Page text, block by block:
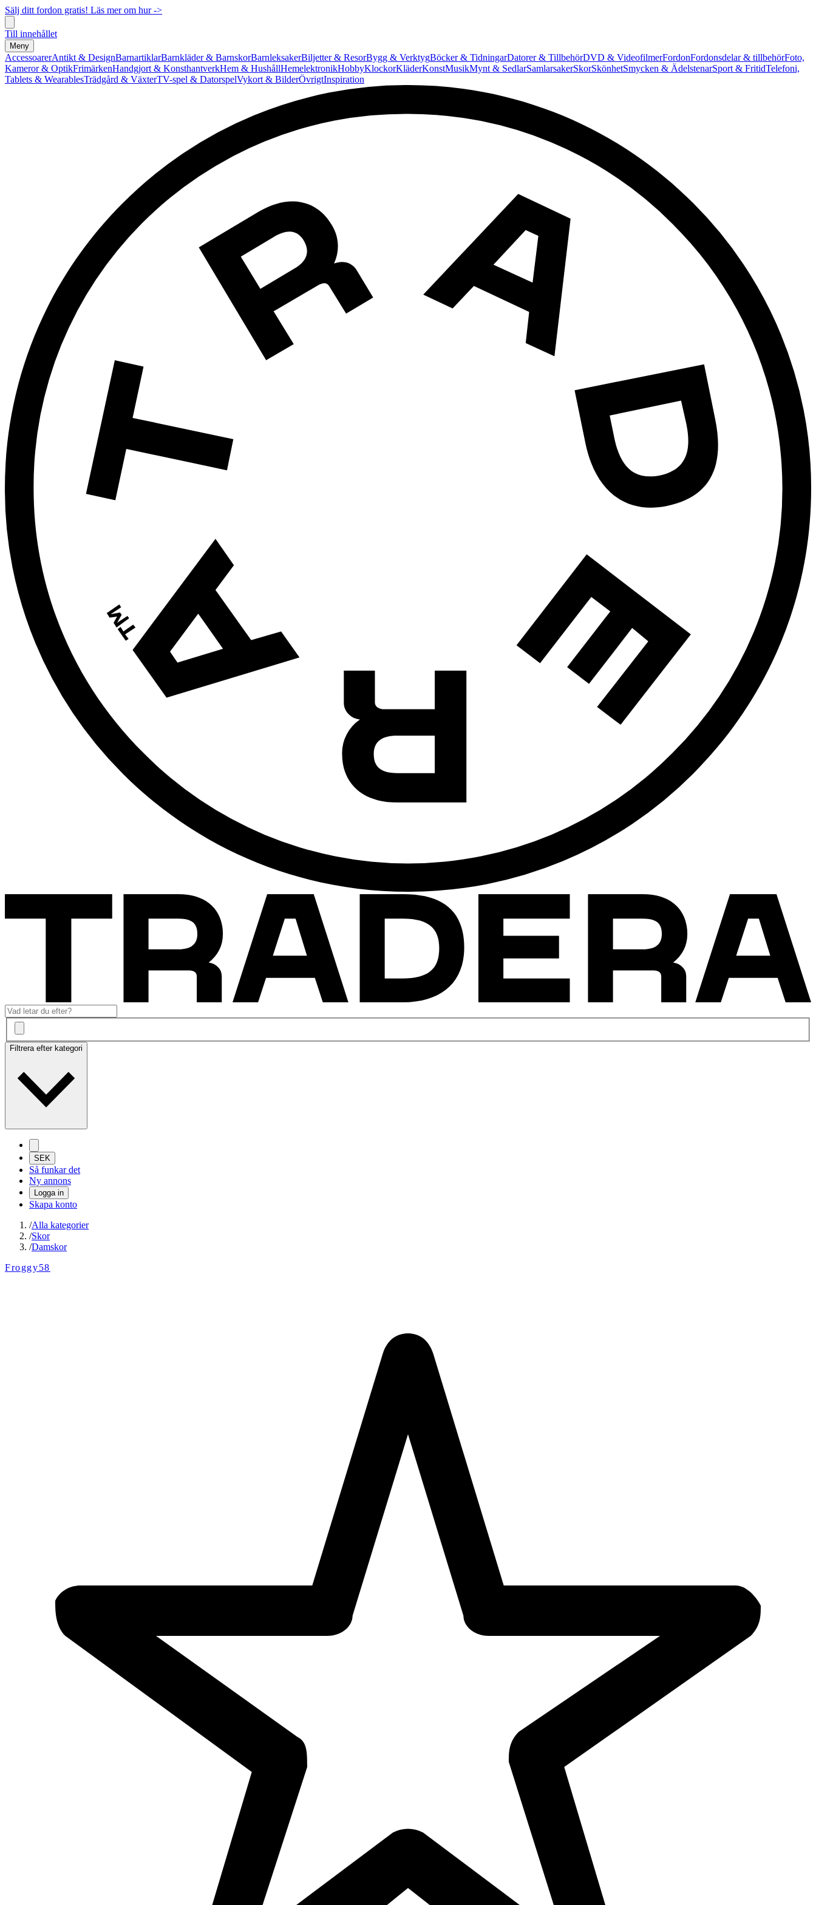
Sälj ditt fordon gratis! Läs mer om hur ->
Till innehållet
Meny
AccessoarerAntikt & DesignBarnartiklarBarnkläder & BarnskorBarnleksakerBiljetter & ResorBygg & VerktygBöcker & TidningarDatorer & TillbehörDVD & VideofilmerFordonFordonsdelar & tillbehörFoto,
Kameror & OptikFrimärkenHandgjort & KonsthantverkHem & HushållHemelektronikHobbyKlockorKläderKonstMusikMynt & SedlarSamlarsakerSkorSkönhetSmycken & ÄdelstenarSport & FritidTelefoni,
Tablets & WearablesTrädgård & VäxterTV-spel & DatorspelVykort & BilderÖvrigtInspiration
Filtrera efter kategori
SEK
Så funkar det
Ny annons
Logga in
Skapa konto
/Alla kategorier
/Skor
/Damskor
Froggy58